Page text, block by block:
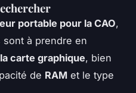
portable pour la CAO,
à prendre en
carte graphique, bien
de RAM et le type